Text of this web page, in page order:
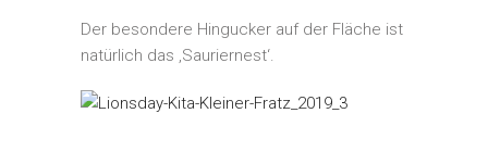
Der besondere Hingucker auf der Fläche ist
natürlich das ‚Sauriernest‘.